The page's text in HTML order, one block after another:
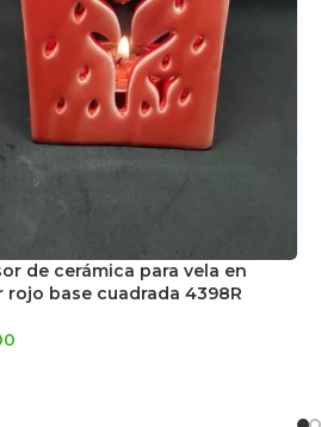
de cerámica para vela en
rojo base cuadrada 4398R